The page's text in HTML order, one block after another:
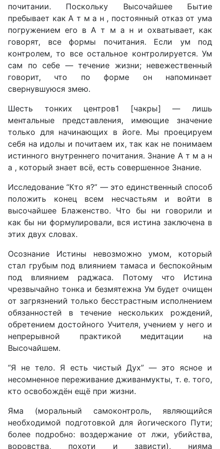
почитании. Поскольку Высочайшее Бытие
пребывает как А т м а н , постоянный отказ от ума
погружением его в А т м а н и охватывает, как
говорят, все формы почитания. Если ум под
контролем, то все остальное контролируется. Ум
сам по себе — течение жизни; невежественный
говорит, что по форме он напоминает
свернувшуюся змею.
Шесть тонких центров1 [чакры] — лишь
ментальные представления, имеющие значение
только для начинающих в йоге. Мы проецируем
себя на идолы и почитаем их, так как не понимаем
истинного внутреннего почитания. Знание А т м а н
а , который знает всё, есть совершенное Знание.
Исследование “Кто я?” — это единственный способ
положить конец всем несчастьям и войти в
высочайшее Блаженство. Что бы ни говорили и
как бы ни формулировали, вся истина заключена в
этих двух словах.
Осознание Истины невозможно умом, который
стал грубым под влиянием тамаса и беспокойным
под влиянием раджаса. Потому что Истина
чрезвычайно тонка и безмятежна Ум будет очищен
от загрязнений только бесстрастным исполнением
обязанностей в течение нескольких рождений,
обретением достойного Учителя, учением у него и
непрерывной практикой медитации на
Высочайшем.
“Я не тело. Я есть чистый Дух” — это ясное и
несомненное переживание дживанмукты, т. е. того,
кто освобождён ещё при жизни.
Яма (моральный самоконтроль, являющийся
необходимой подготовкой для йогического Пути;
более подробно: воздержание от лжи, убийства,
воровства, похоти и зависти), нияма